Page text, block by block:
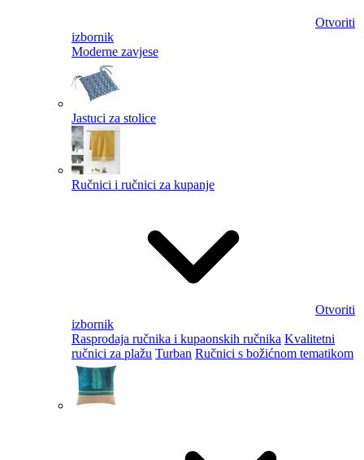
Otvoriti
izbornik
Moderne zavjese
Jastuci za stolice
Ručnici i ručnici za kupanje
Otvoriti
izbornik
Rasprodaja ručnika i kupaonskih ručnika Kvalitetni
ručnici za plažu Turban Ručnici s božićnom tematikom